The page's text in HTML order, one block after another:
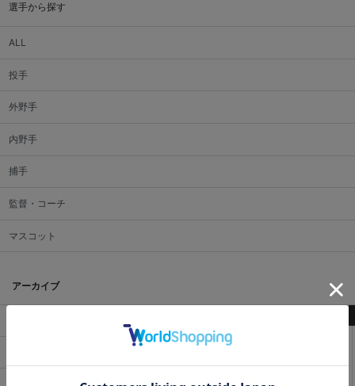
選手から探す
ALL
投手
外野手
内野手
捕手
監督・コーチ
マスコット
アーカイブ